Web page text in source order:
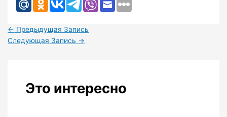
← Предыдущая Запись
Следующая Запись →
Это интересно